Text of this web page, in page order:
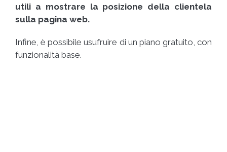
utili a mostrare la posizione della clientela
sulla pagina web.
Infine, è possibile usufruire di un piano gratuito, con
funzionalità base.